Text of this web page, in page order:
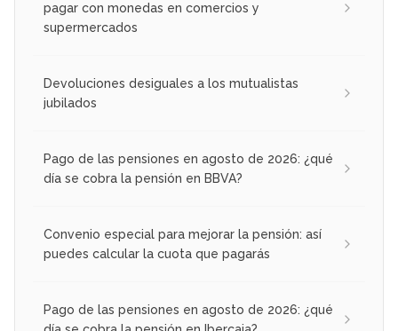
pagar con monedas en comercios y
supermercados
Devoluciones desiguales a los mutualistas
jubilados
Pago de las pensiones en agosto de 2026: ¿qué
día se cobra la pensión en BBVA?
Convenio especial para mejorar la pensión: así
puedes calcular la cuota que pagarás
Pago de las pensiones en agosto de 2026: ¿qué